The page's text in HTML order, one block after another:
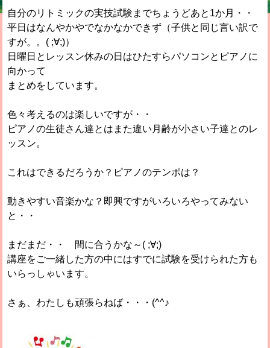
自分のリトミックの実技試験までちょうどあと1か月・・
平日はなんやかやでなかなかできず（子供と同じ言い訳で
すが。。( ;∀;)）
日曜日とレッスン休みの日はひたすらパソコンとピアノに
向かって
まとめをしています。
色々考えるのは楽しいですが・・
ピアノの生徒さん達とはまた違い月齢が小さい子達とのレ
ッスン。
これはできるだろうか？ピアノのテンポは？
動きやすい音楽かな？即興ですがいろいろやってみない
と・・
まだまだ・・ 間に合うかな～( ;∀;)
講座をご一緒した方の中にはすでに試験を受けられた方も
いらっしゃいます。
さぁ、わたしも頑張らねば・・・(^^♪